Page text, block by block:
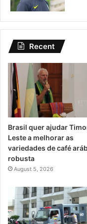
Recent
Brasil quer ajudar
Leste a melhorar as
variedades de café
robusta
August 5, 2026